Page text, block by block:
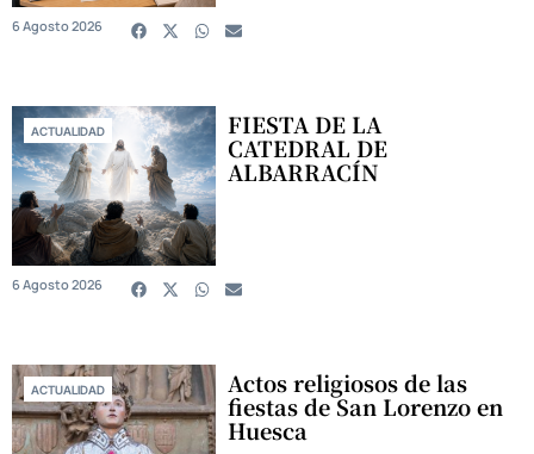
6 Agosto 2026
ACTUALIDAD FIESTA DE LA
CATEDRAL DE
ALBARRACÍN
6 Agosto 2026
ACTUALIDAD Actos religiosos de las
fiestas de San Lorenzo en
Huesca